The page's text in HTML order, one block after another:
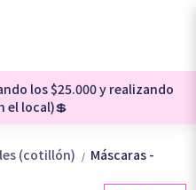
los $25.000 y realizando
el local)💲
(cotillón) / Máscaras -